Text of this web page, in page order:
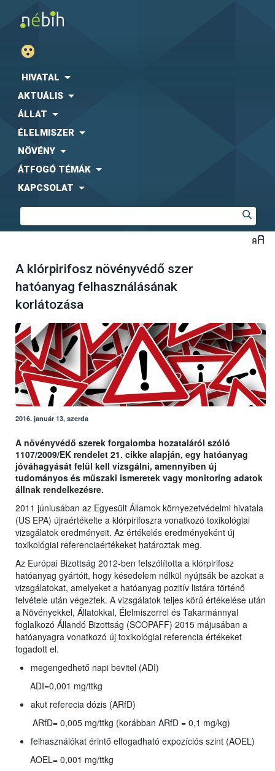
HIVATAL
AKTUÁLIS
ÁLLAT
ÉLELMISZER
NÖVÉNY
ÁTFOGÓ TÉMÁK
KAPCSOLAT
A klórpirifosz növényvédő szer
hatóanyag felhasználásának
korlátozása
2016. január 13, szerda
A növényvédő szerek forgalomba hozataláról szóló
1107/2009/EK rendelet 21. cikke alapján, egy hatóanyag
jóváhagyását felül kell vizsgálni, amennyiben új
tudományos és műszaki ismeretek vagy monitoring adatok
állnak rendelkezésre.
2011 júniusában az Egyesült Államok környezetvédelmi hivatala
(US EPA) újraértékelte a klórpirifoszra vonatkozó toxikológiai
vizsgálatok eredményeit. Az értékelés eredményeként új
toxikológiai referenciaértékeket határoztak meg.
Az Európai Bizottság 2012-ben felszólította a klórpirifosz
hatóanyag gyártóit, hogy késedelem nélkül nyújtsák be azokat a
vizsgálatokat, amelyeket a hatóanyag pozitív listára történő
felvétele után végeztek. A vizsgálatok teljes körű értékelése után
a Növényekkel, Állatokkal, Élelmiszerrel és Takarmánnyal
foglalkozó Állandó Bizottság (SCOPAFF) 2015 májusában a
hatóanyagra vonatkozó új toxikológiai referencia értékeket
fogadott el.
megengedhető napi bevitel (ADI)
ADI=0,001 mg/ttkg
akut referecia dózis (ARfD)
ARfD= 0,005 mg/ttkg (korábban ARfD = 0,1 mg/kg)
felhasználókat érintő elfogadható expozíciós szint (AOEL)
AOEL= 0,001 mg/ttkg